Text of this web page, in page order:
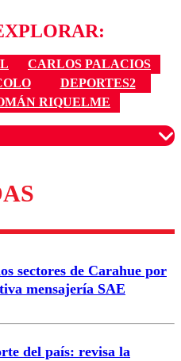
CARLOS PALACIOS
DEPORTES2
RIQUELME
para garantizar un
sectores de Carahue por
mensajería SAE
del país: revisa la